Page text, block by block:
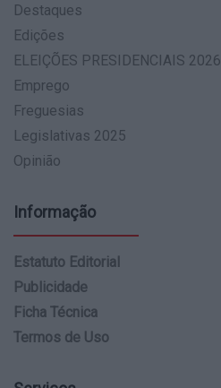
Destaques
Edições
ELEIÇÕES PRESIDENCIAIS 2026
Emprego
Freguesias
Legislativas 2025
Opinião
Informação
Estatuto Editorial
Publicidade
Ficha Técnica
Termos de Uso